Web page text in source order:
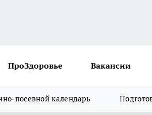
ПроЗдоровье Вакансии
посевной календарь